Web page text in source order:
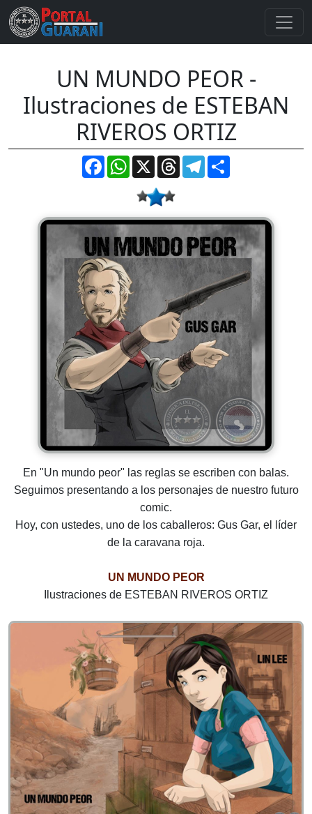
UN MUNDO PEOR -
Ilustraciones de ESTEBAN
RIVEROS ORTIZ
FacebookWhatsApp
X ThreadsTelegram
En "Un mundo peor" las reglas se escriben con balas.
Seguimos presentando a los personajes de nuestro futuro
comic.
Hoy, con ustedes, uno de los caballeros: Gus Gar, el líder
de la caravana roja.
UN MUNDO PEOR
Ilustraciones de ESTEBAN RIVEROS ORTIZ